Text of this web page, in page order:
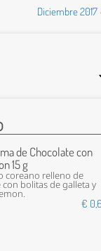
Diciembre
de Chocolate con
15 g
coreano relleno de
bolitas de galleta y
€